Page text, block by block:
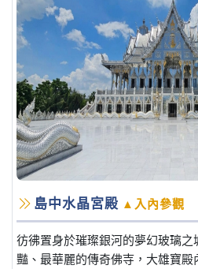
島中水晶宮殿 ▲入內參觀
彷彿置身於璀璨銀河的夢幻玻璃
豔、最華麗的傳奇佛寺，大雄寶